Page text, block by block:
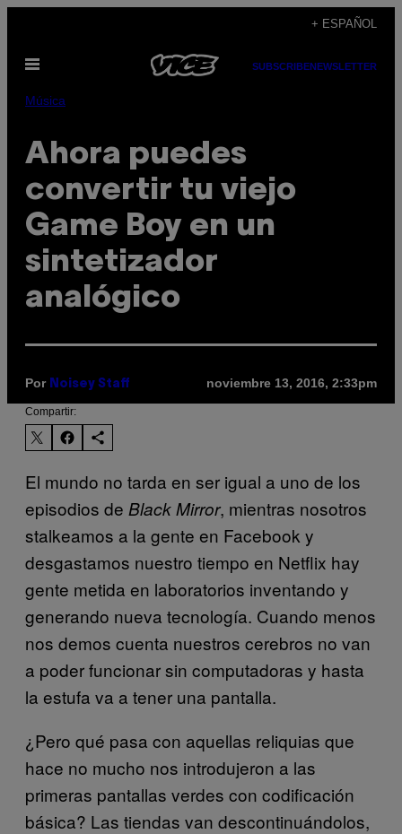
contenido
+ ESPAÑOL
Abrir
SUBSCRIBENEWSLETTER
Música
Ahora puedes
convertir tu viejo
Game Boy en un
sintetizador
analógico
Por Noisey Staff noviembre 13, 2016, 2:33pm
Compartir:
El mundo no tarda en ser igual a uno de los
episodios de Black Mirror, mientras nosotros
stalkeamos a la gente en Facebook y
desgastamos nuestro tiempo en Netflix hay
gente metida en laboratorios inventando y
generando nueva tecnología. Cuando menos
nos demos cuenta nuestros cerebros no van
a poder funcionar sin computadoras y hasta
la estufa va a tener una pantalla.
¿Pero qué pasa con aquellas reliquias que
hace no mucho nos introdujeron a las
primeras pantallas verdes con codificación
básica? Las tiendas van descontinuándolos,